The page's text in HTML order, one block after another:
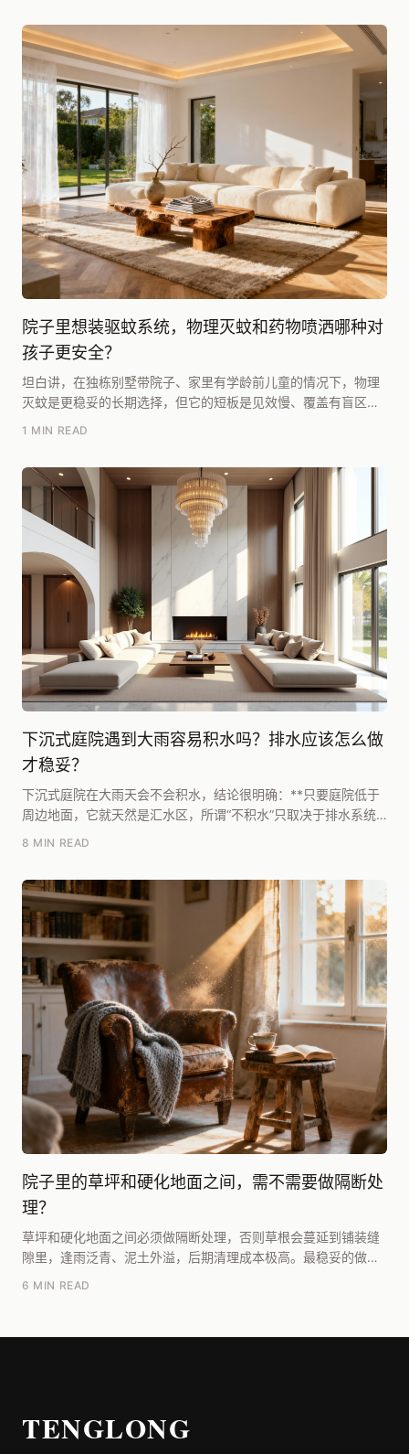
院子里想装驱蚊系统，物理灭蚊和药物喷洒哪种对
孩子更安全？
坦白讲，在独栋别墅带院子、家里有学龄前儿童的情况下，物理
灭蚊是更稳妥的长期选择，但它的短板是见效慢、覆盖有盲区。
1 MIN READ
下沉式庭院遇到大雨容易积水吗？排水应该怎么做
才稳妥？
下沉式庭院在大雨天会不会积水，结论很明确：**只要庭院低于
周边地面，它就天然是汇水区，所谓“不积水”只取决于排水系统
8 MIN READ
院子里的草坪和硬化地面之间，需不需要做隔断处
理？
草坪和硬化地面之间必须做隔断处理，否则草根会蔓延到铺装缝
隙里，逢雨泛青、泥土外溢，后期清理成本极高。最稳妥的做法
6 MIN READ
TENGLONG